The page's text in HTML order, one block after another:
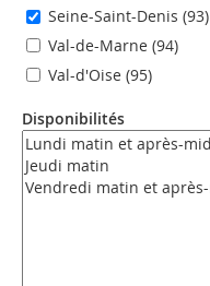
Seine-Saint-Denis (93)
Val-de-Marne (94)
Val-d'Oise (95)
Disponibilités